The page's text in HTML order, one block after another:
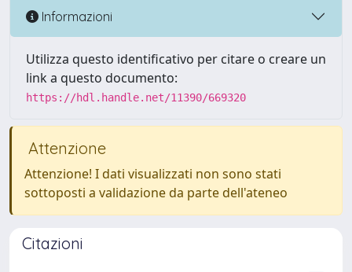
Informazioni
Utilizza questo identificativo per citare o creare un
link a questo documento:
https://hdl.handle.net/11390/669320
Attenzione
Attenzione! I dati visualizzati non sono stati
sottoposti a validazione da parte dell'ateneo
Citazioni